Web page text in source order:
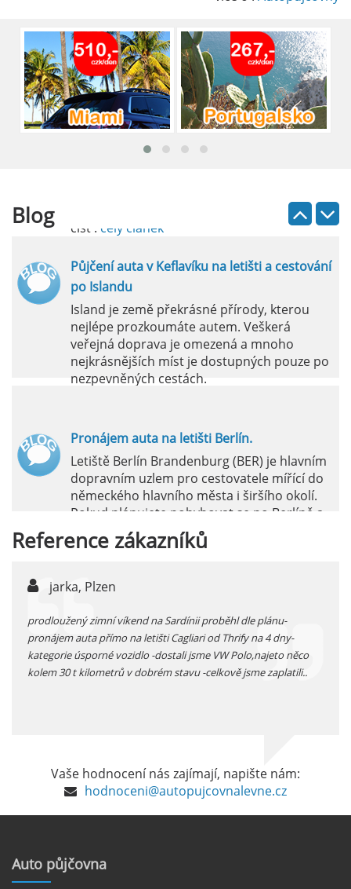
Blog
brána do regionu Costa Blanca, se nachází
přibližně 9 km od centra Alicante.
číst :celý článek
Pronájem auta na letišti Lefkada: Kompletní
průvodce
Půjčení auta na letišti Lefkada je skvělý
číst : celý článek
Půjčení auta v Keflavíku na letišti a cestování
po Islandu
Island je země překrásné přírody, kterou
nejlépe prozkoumáte autem. Veškerá
veřejná doprava je omezená a mnoho
nejkrásnějších míst je dostupných pouze po
nezpevněných cestách.
Pronájem auta na letišti Berlín.
Letiště Berlín Brandenburg (BER) je hlavním
dopravním uzlem pro cestovatele mířící do
německého hlavního města i širšího okolí.
Pokud plánujete pohybovat se po Berlíně a
okolních regionech bez omezení, pronájem
auta přímo na letišti je ideální volbou.
Letiště Marseille, oficiálně známé jako
mezinárodní letiště Marseille-Provence, je
hlavní vstupní branou do regionu Provence
a nachází se přibližně 27 km od centra města
Půjčení auta na letišti v Alicante je výborný
způsob, jak pohodlně objevovat město i jeho
okolí. Letiště Alicante-Elche, hlavní vstupní
číst :celý článek
Reference zákazníků
jarka, Plzen
prodloužený zimní víkend na Sardínii proběhl dle plánu-
pronájem auta přímo na letišti Cagliari od Thrify na 4 dny-
kategorie úsporné vozidlo -dostali jsme VW Polo,najeto něco
kolem 30 t kilometrů v dobrém stavu -celkově jsme zaplatili..
Vaše hodnocení nás zajímají, napište nám:
hodnoceni@autopujcovnalevne.cz
Auto půjčovna